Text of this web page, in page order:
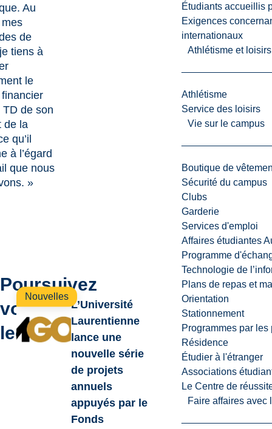
Étudiants accueillis
Exigences
internationaux
Athlétisme et
Athlétisme
Service des loisirs
Vie sur le campus
Boutique de
Sécurité du campus
Clubs
Garderie
Services d'emploi
Affaires étudiantes
Programme
Technologie de
Plans de repas et
Orientation
Stationnement
Programmes par les
Résidence
Étudier à l'étranger
Associations
Le Centre de
Faire affaires avec
Au
de
tiens à
le
de son
de la
qu’il
à l’égard
que nous
»
Poursuivez
votre
lecture
Nouvelles
L’Université
Laurentienne
lance une
nouvelle série
de projets
annuels
appuyés par le
Fonds